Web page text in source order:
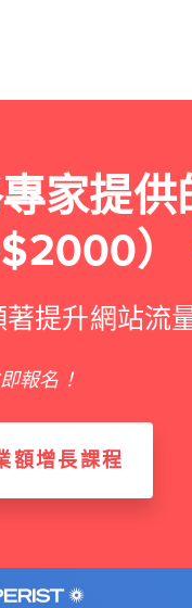
家提
）
提升網站流
報名！
額增長課程